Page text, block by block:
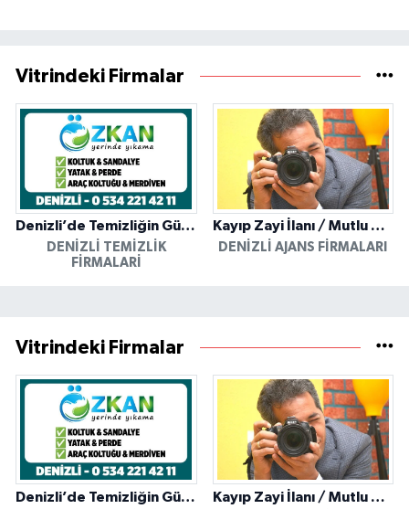
Vitrindeki Firmalar
Denizli’de Temizliğin Güvenilir Adresi: Özkan Yerinde Yıkama
DENIZLI TEMIZLIK
FIRMALARI
Kayıp Zayi İlanı / Mutlu Ajans / Denizli
DENIZLI AJANS FIRMALARI
Vitrindeki Firmalar
Denizli’de Temizliğin Güvenilir Adresi: Özkan Yerinde Yıkama Kayıp Zayi İlanı / Mutlu Ajans / Denizli